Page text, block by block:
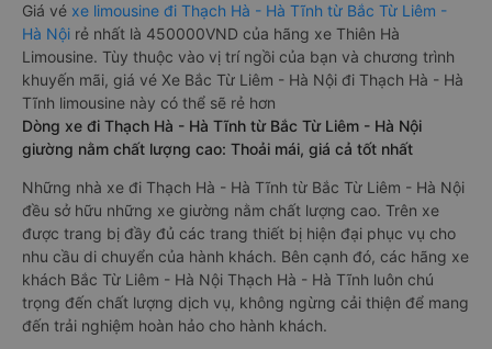
Giá vé xe limousine đi Thạch Hà - Hà Tĩnh từ Bắc Từ Liêm -
Hà Nội rẻ nhất là 450000VND của hãng xe Thiên Hà
Limousine. Tùy thuộc vào vị trí ngồi của bạn và chương trình
khuyến mãi, giá vé Xe Bắc Từ Liêm - Hà Nội đi Thạch Hà - Hà
Tĩnh limousine này có thể sẽ rẻ hơn
Dòng xe đi Thạch Hà - Hà Tĩnh từ Bắc Từ Liêm - Hà Nội
giường nằm chất lượng cao: Thoải mái, giá cả tốt nhất
Những nhà xe đi Thạch Hà - Hà Tĩnh từ Bắc Từ Liêm - Hà Nội
đều sở hữu những xe giường nằm chất lượng cao. Trên xe
được trang bị đầy đủ các trang thiết bị hiện đại phục vụ cho
nhu cầu di chuyển của hành khách. Bên cạnh đó, các hãng xe
khách Bắc Từ Liêm - Hà Nội Thạch Hà - Hà Tĩnh luôn chú
trọng đến chất lượng dịch vụ, không ngừng cải thiện để mang
đến trải nghiệm hoàn hảo cho hành khách.